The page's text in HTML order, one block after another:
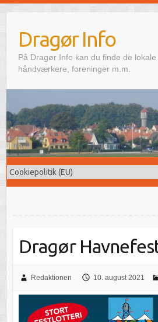
Dragør Info
På Dragør Info kan du finde de lokale
håndværkere, foreninger m.m.
Dragør
Redaktionen 10. august 2021